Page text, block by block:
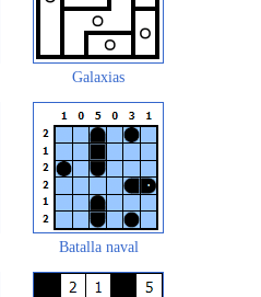
Galaxias
Batalla naval